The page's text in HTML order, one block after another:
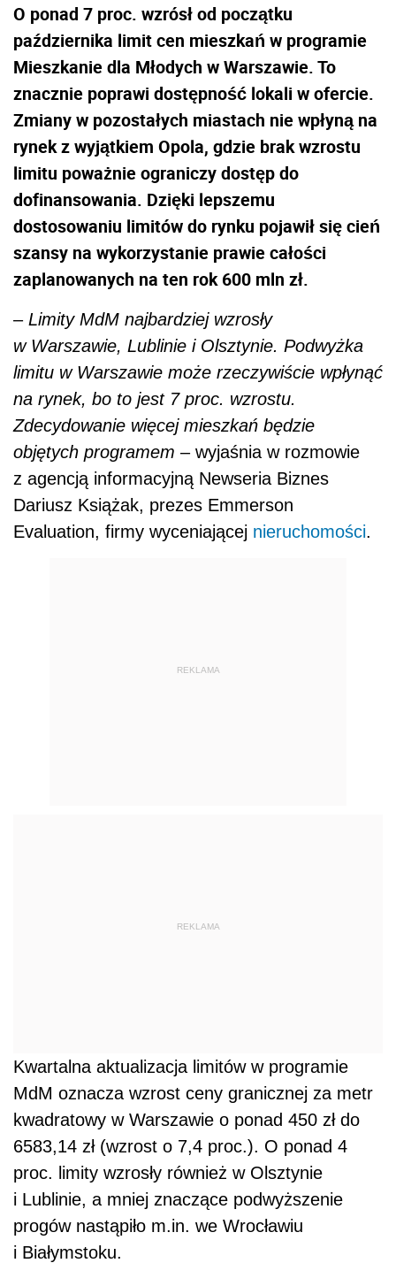
O ponad 7 proc. wzrósł od początku
października limit cen mieszkań w programie
Mieszkanie dla Młodych w Warszawie. To
znacznie poprawi dostępność lokali w ofercie.
Zmiany w pozostałych miastach nie wpłyną na
rynek z wyjątkiem Opola, gdzie brak wzrostu
limitu poważnie ograniczy dostęp do
dofinansowania. Dzięki lepszemu
dostosowaniu limitów do rynku pojawił się cień
szansy na wykorzystanie prawie całości
zaplanowanych na ten rok 600 mln zł.
‒Limity MdM najbardziej wzrosły
w Warszawie, Lublinie i Olsztynie. Podwyżka
limitu w Warszawie może rzeczywiście wpłynąć
na rynek, bo to jest 7 proc. wzrostu.
Zdecydowanie więcej mieszkań będzie
objętych programem – wyjaśnia w rozmowie
z agencją informacyjną Newseria Biznes
Dariusz Książak, prezes Emmerson
Evaluation, firmy wyceniającej nieruchomości.
REKLAMA
REKLAMA
Kwartalna aktualizacja limitów w programie
MdM oznacza wzrost ceny granicznej za metr
kwadratowy w Warszawie o ponad 450 zł do
6583,14 zł (wzrost o 7,4 proc.). O ponad 4
proc. limity wzrosły również w Olsztynie
i Lublinie, a mniej znaczące podwyższenie
progów nastąpiło m.in. we Wrocławiu
i Białymstoku.